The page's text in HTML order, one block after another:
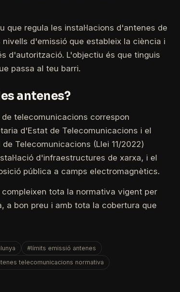
que regula les instal·lacions d'antenes de
d'emissió que estableix la ciència i
d'autorització. L'objectiu és que tinguis
passa al teu barri.
antenes?
telecomunicacions correspon
d'Estat de Telecomunicacions i el
Telecomunicacions (Llei 11/2022)
d'infraestructures de xarxa, i el
pública a camps electromagnètics.
tota la normativa vigent per
a bon preu i amb tota la cobertura que
#límits emissió antenes
telecomunicacions normativa